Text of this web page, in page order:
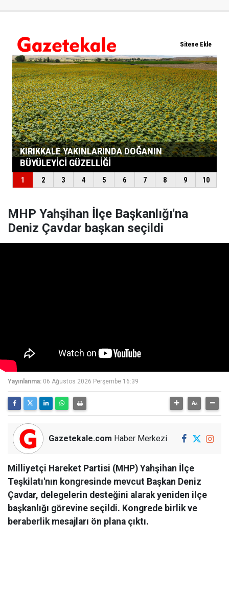
MHP Yahşihan İlçe Başkanlığı'na
Deniz Çavdar başkan seçildi
Yayınlanma: 06 Ağustos 2026 Perşembe 16:39
Gazetekale.com Haber Merkezi
Milliyetçi Hareket Partisi (MHP) Yahşihan İlçe
Teşkilatı'nın kongresinde mevcut Başkan Deniz
Çavdar, delegelerin desteğini alarak yeniden ilçe
başkanlığı görevine seçildi. Kongrede birlik ve
beraberlik mesajları ön plana çıktı.